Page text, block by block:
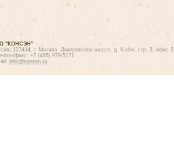
"КОНСЭН"
127434, г. Москва, Дмитровское шоссе, д. 9 «А», стр. 2, офис 3
факс: +7 (495) 979-5171
info@konsen.ru